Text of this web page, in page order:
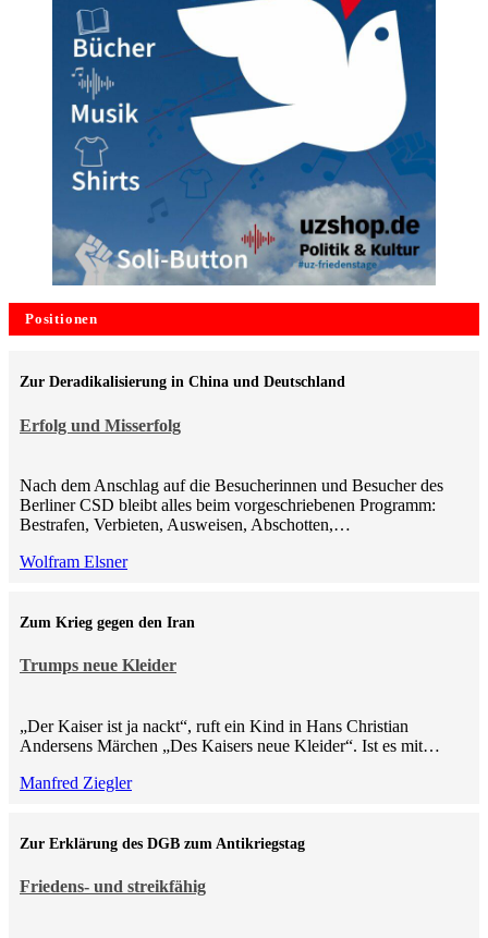
Positionen
Erfolg und Misserfolg
Zur Deradikalisierung in China und Deutschland
Nach dem Anschlag auf die Besucherinnen und Besucher des
Berliner CSD bleibt alles beim vorgeschriebenen Programm:
Bestrafen, Verbieten, Ausweisen, Abschotten,…
Wolfram Elsner
Trumps neue Kleider
Zum Krieg gegen den Iran
„Der Kaiser ist ja nackt“, ruft ein Kind in Hans Christian
Andersens Märchen „Des Kaisers neue Kleider“. Ist es mit…
Manfred Ziegler
Friedens- und streikfähig
Zur Erklärung des DGB zum Antikriegstag